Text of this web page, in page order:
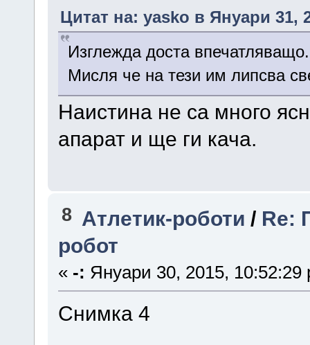
Цитат на: yasko в Януари 31,
Изглежда доста
Мисля че на тези им липсва
Наистина не са много
апарат и ще ги кача.
8 Атлетик-роботи / Re:
робот
« -: Януари 30, 2015, 10:52:29
Снимка 4